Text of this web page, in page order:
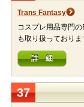
Trans Fantasy
コスプレ用品専門
も取り扱っておりま
詳 細
37